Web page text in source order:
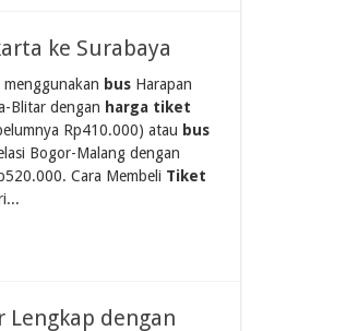
ke Surabaya
menggunakan busHarapan
Blitar dengan harga tiket
Rp410.000) atau bus
Bogor-Malang dengan
Cara Membeli Tiket
Lengkap dengan